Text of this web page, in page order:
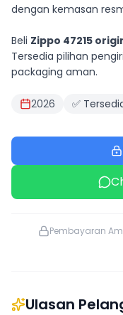
dengan kemasan
Beli Zippo 47215
Tersedia pilihan
packaging aman.
2026 ✅
Pembayaran
Ulasan